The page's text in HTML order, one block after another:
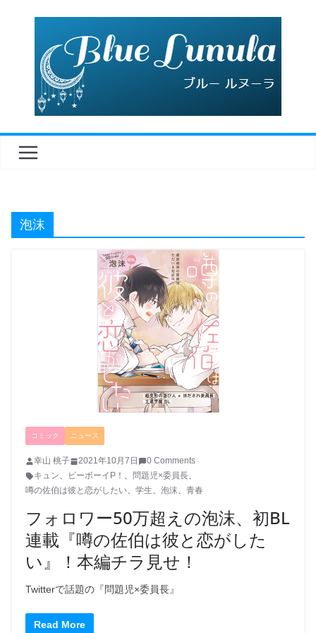
泡沫
コミック ニュース
幸山 桃子 2021年10月7日
0 Comments
キュン、 ビーボーイP！ 、 問題児×委員長、
噂の佐伯は彼と恋がしたい、 学生、 泡沫、 青春
フォロワー50万超えの泡沫、初BL
連載『噂の佐伯は彼と恋がした
い』！本編チラ見せ！
Twitterで話題の『問題児×委員長』
Read More